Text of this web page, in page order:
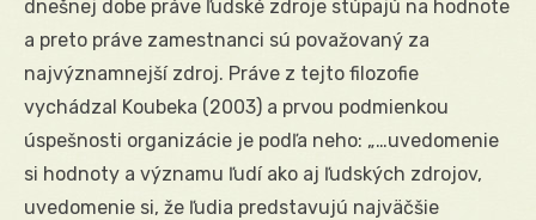
dnešnej dobe práve ľudské zdroje stúpajú na hodnote
a preto práve zamestnanci sú považovaný za
najvýznamnejší zdroj. Práve z tejto filozofie
vychádzal Koubeka (2003) a prvou podmienkou
úspešnosti organizácie je podľa neho: „…uvedomenie
si hodnoty a významu ľudí ako aj ľudských zdrojov,
uvedomenie si, že ľudia predstavujú najväčšie